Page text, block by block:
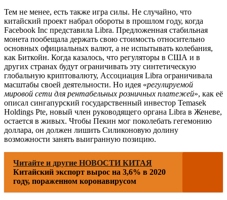
Тем не менее, есть также игра силы. Не случайно, что
китайский проект набрал обороты в прошлом году, когда
Facebook Inc представила Libra. Предложенная стабильная
монета пообещала держать свою стоимость относительно
основных официальных валют, а не испытывать колебания,
как Биткойн. Когда казалось, что регуляторы в США и в
других странах будут ограничивать эту синтетическую
глобальную криптовалюту, Ассоциация Libra ограничивала
масштабы своей деятельности. Но идея «регулируемой
мировой сети для рентабельных розничных платежей», как её
описал сингапурский государственный инвестор Temasek
Holdings Pte, новый член руководящего органа Libra в Женеве,
остается в живых. Чтобы Пекин мог поколебать гегемонию
доллара, он должен лишить Силиконовую долину
возможности занять выигранную позицию.
Читайте и другие НОВОСТИ КИТАЯ
Китайский экспорт вырос на 3,6% в 2020
году, пораженном коронавирусом